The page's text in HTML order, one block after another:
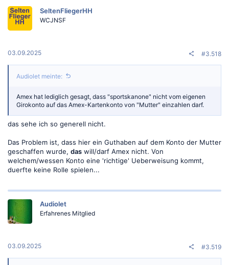
i
o
:
SeltenFliegerHH
WCJNSF
03.09.2025 #3.518
Audiolet meinte:
Amex hat lediglich gesagt, dass "sportskanone" nicht vom eigenen
Girokonto auf das Amex-Kartenkonto von "Mutter" einzahlen darf.
das sehe ich so generell nicht.
Das Problem ist, dass hier ein Guthaben auf dem Konto der Mutter
geschaffen wurde, das will/darf Amex nicht. Von
welchem/wessen Konto eine 'richtige' Ueberweisung kommt,
duerfte keine Rolle spielen...
Audiolet
Erfahrenes Mitglied
03.09.2025 #3.519